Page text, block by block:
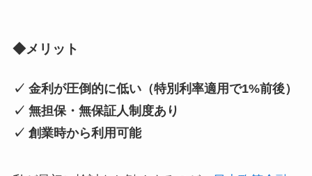
◆メリット
✓ 金利が圧倒的に低い（特別利率適用で1%前後）
✓ 無担保・無保証人制度あり
✓ 創業時から利用可能